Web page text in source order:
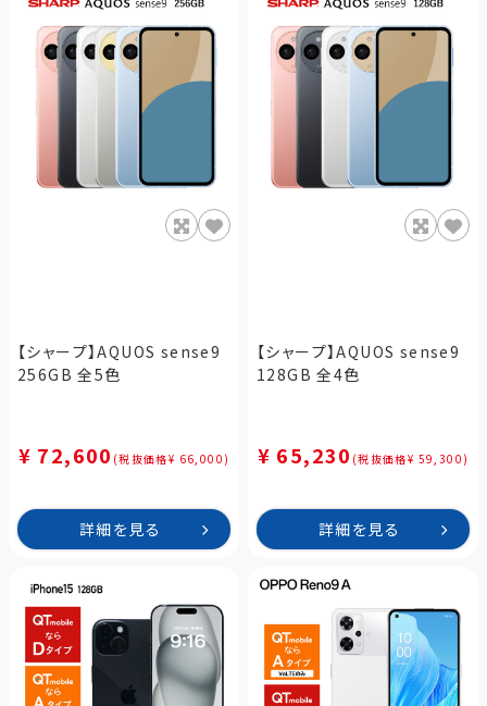
【シャープ】AQUOS sense9
256GB 全5色
¥ 72,600 (税抜価格¥ 66,000)
詳細を見る
【シャープ】AQUOS sense9
128GB 全4色
¥ 65,230 (税抜価格¥ 59,300)
詳細を見る